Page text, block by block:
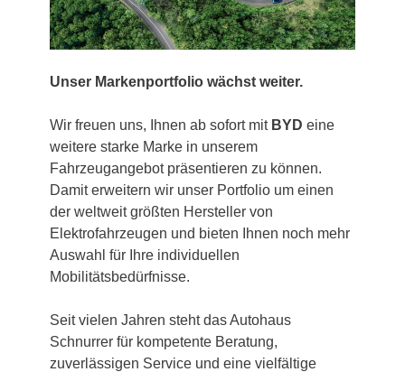
Unser Markenportfolio wächst weiter.
Wir freuen uns, Ihnen ab sofort mit BYD eine
weitere starke Marke in unserem
Fahrzeugangebot präsentieren zu können.
Damit erweitern wir unser Portfolio um einen
der weltweit größten Hersteller von
Elektrofahrzeugen und bieten Ihnen noch mehr
Auswahl für Ihre individuellen
Mobilitätsbedürfnisse.
Seit vielen Jahren steht das Autohaus
Schnurrer für kompetente Beratung,
zuverlässigen Service und eine vielfältige